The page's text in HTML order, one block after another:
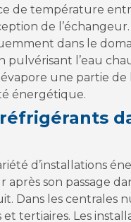
de température
de l’échangeur.
dans le
l’eau
une partie de
énergétique.
d’installations
après son passage
Dans les centrales
tertiaires. Les